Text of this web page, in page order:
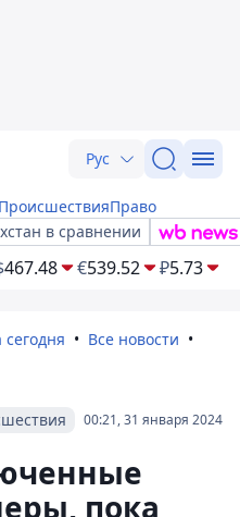
Рус
ПроисшествияПраво
в сравнении
467.48 €539.52 ₽5.73
Все новости
00:21, 31 января 2024
пока